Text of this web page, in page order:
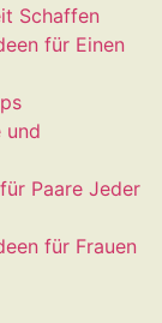
Schaffen
für Einen
und
Paare Jeder
für Frauen